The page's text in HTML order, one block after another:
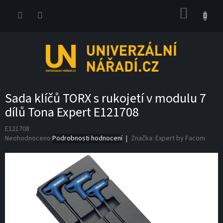
Sada klíčů TORX s rukojetí v modulu 7
dílů Tona Expert E121708
E121708
Průměrné
Neohodnoceno Podrobnosti hodnocení Značka: Expert by Facom